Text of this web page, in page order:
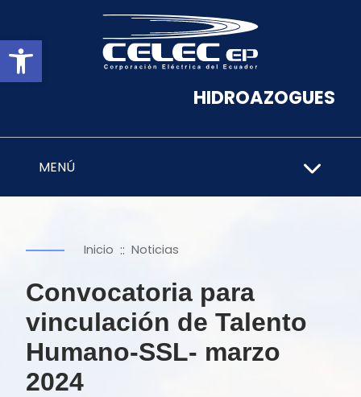
Abrir barra de herramientas
HIDROAZOGUES
MENÚ
Inicio :: Noticias
Convocatoria para
vinculación de Talento
Humano-SSL- marzo
2024